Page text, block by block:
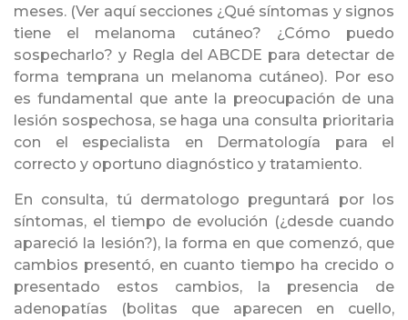
meses. (Ver aquí secciones ¿Qué síntomas y signos
tiene el melanoma cutáneo? ¿Cómo puedo
sospecharlo? y Regla del ABCDE para detectar de
forma temprana un melanoma cutáneo). Por eso
es fundamental que ante la preocupación de una
lesión sospechosa, se haga una consulta prioritaria
con el especialista en Dermatología para el
correcto y oportuno diagnóstico y tratamiento.
En consulta, tú dermatologo preguntará por los
síntomas, el tiempo de evolución (¿desde cuando
apareció la lesión?), la forma en que comenzó, que
cambios presentó, en cuanto tiempo ha crecido o
presentado estos cambios, la presencia de
adenopatías (bolitas que aparecen en cuello,